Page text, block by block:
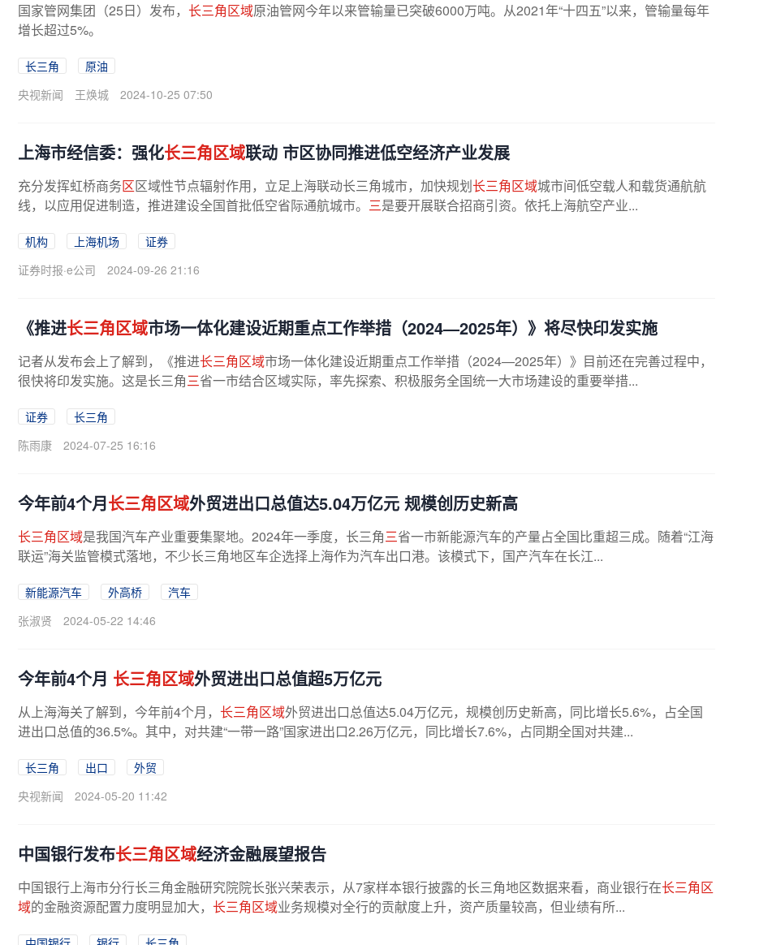
国家管网集团（25日）发布， 长三角区域原油管网今年以来管输量已突破6000万吨。从2021年“十四五”以来，管输量每年
增长超过5%。
长三角
原油
央视新闻
王焕城 2024-10-25 07:50
上海市经信委：强化长三角区域联动 市区协同推进低空经济产业发展
充分发挥虹桥商务区区域性节点辐射作用，立足上海联动长三角城市，加快规划长三角区域城市间低空载人和载货通航航
线，以应用促进制造，推进建设全国首批低空省际通航城市。 三是要开展联合招商引资。依托上海航空产业...
机构 上海机场
证券
证券时报·e公司
2024-09-26 21:16
《推进长三角区域市场一体化建设近期重点工作举措（2024—2025年）》将尽快印发实施
记者从发布会上了解到，《推进长三角区域市场一体化建设近期重点工作举措（2024—2025年）》目前还在完善过程中，
很快将印发实施。这是长三角三省一市结合区域实际，率先探索、积极服务全国统一大市场建设的重要举措...
证券
长三角
陈雨康
2024-07-25 16:16
今年前4个月长三角区域外贸进出口总值达5.04万亿元 规模创历史新高
长三角区域是我国汽车产业重要集聚地。2024年一季度，长三角三省一市新能源汽车的产量占全国比重超三成。随着“江海
联运”海关监管模式落地，不少长三角地区车企选择上海作为汽车出口港。该模式下，国产汽车在长江...
新能源汽车 外高桥
汽车
张淑贤
2024-05-22 14:46
今年前4个月 长三角区域外贸进出口总值超5万亿元
从上海海关了解到，今年前4个月， 长三角区域外贸进出口总值达5.04万亿元，规模创历史新高，同比增长5.6%，占全国
进出口总值的36.5%。其中，对共建“一带一路”国家进出口2.26万亿元，同比增长7.6%，占同期全国对共建...
长三角 出口
外贸
央视新闻
2024-05-20 11:42
中国银行发布长三角区域经济金融展望报告
中国银行上海市分行长三角金融研究院院长张兴荣表示，从7家样本银行披露的长三角地区数据来看，商业银行在长三角区
域的金融资源配置力度明显加大， 长三角区域业务规模对全行的贡献度上升，资产质量较高，但业绩有所...